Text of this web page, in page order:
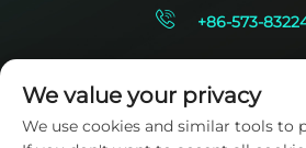
+86-573-
We value your privacy
We use cookies and similar tools to